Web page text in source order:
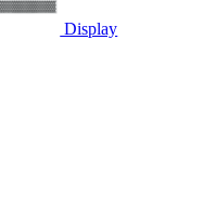
Display